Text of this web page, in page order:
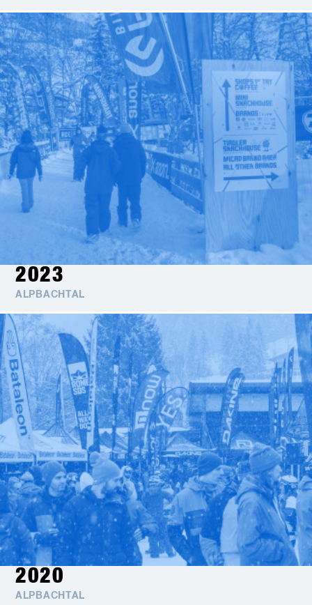
2023
ALPBACHTAL
2020
ALPBACHTAL